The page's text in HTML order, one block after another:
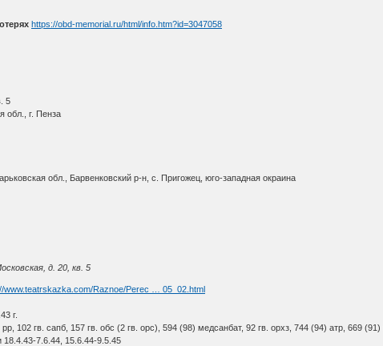
https://obd-memorial.ru/html/info.htm?id=3047058
5
обл., г. Пенза
обл., Барвенковский р-н, с. Пригожец, юго-западная окраина
д. 20, кв. 5
www.teatrskazka.com/Raznoe/Perec … 05_02.html
г.
102 гв. сапб, 157 гв. обс (2 гв. орс), 594 (98) медсанбат, 92 гв. орхз, 744 (94) атр, 669
7.6.44, 15.6.44-9.5.45